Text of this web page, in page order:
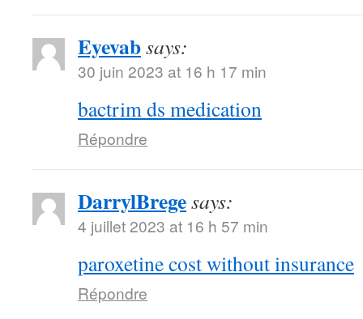
Eyevabsays:
30 juin 2023 at 16 h 17 min
bactrim ds medication
Répondre
DarrylBregesays:
4 juillet 2023 at 16 h 57 min
paroxetine cost without insurance
Répondre